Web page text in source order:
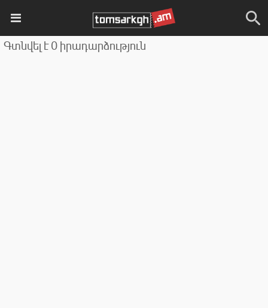
Գտնվել է 0 իրադարձություն